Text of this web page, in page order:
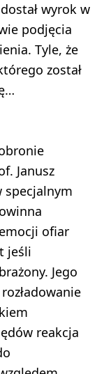
wyrok w
podjęcia
Tyle, że
został
Janusz
specjalnym
ofiar
jeśli
Jego
reakcja